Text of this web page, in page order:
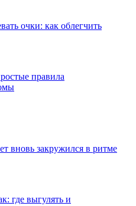
очки: как облегчить
правила
вновь закружился в ритме
где выгулять и